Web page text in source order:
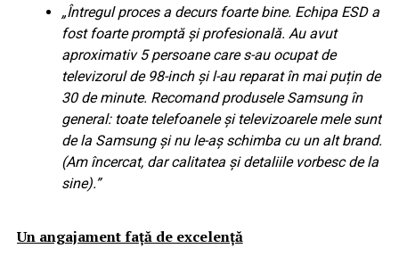
„Întregul proces a decurs foarte bine. Echipa ESD a
fost foarte promptă și profesională. Au avut
aproximativ 5 persoane care s-au ocupat de
televizorul de 98-inch și l-au reparat în mai puțin de
30 de minute. Recomand produsele Samsung în
general: toate telefoanele și televizoarele mele sunt
de la Samsung și nu le-aș schimba cu un alt brand.
(Am încercat, dar calitatea și detaliile vorbesc de la
sine).”
Un angajament față de excelență